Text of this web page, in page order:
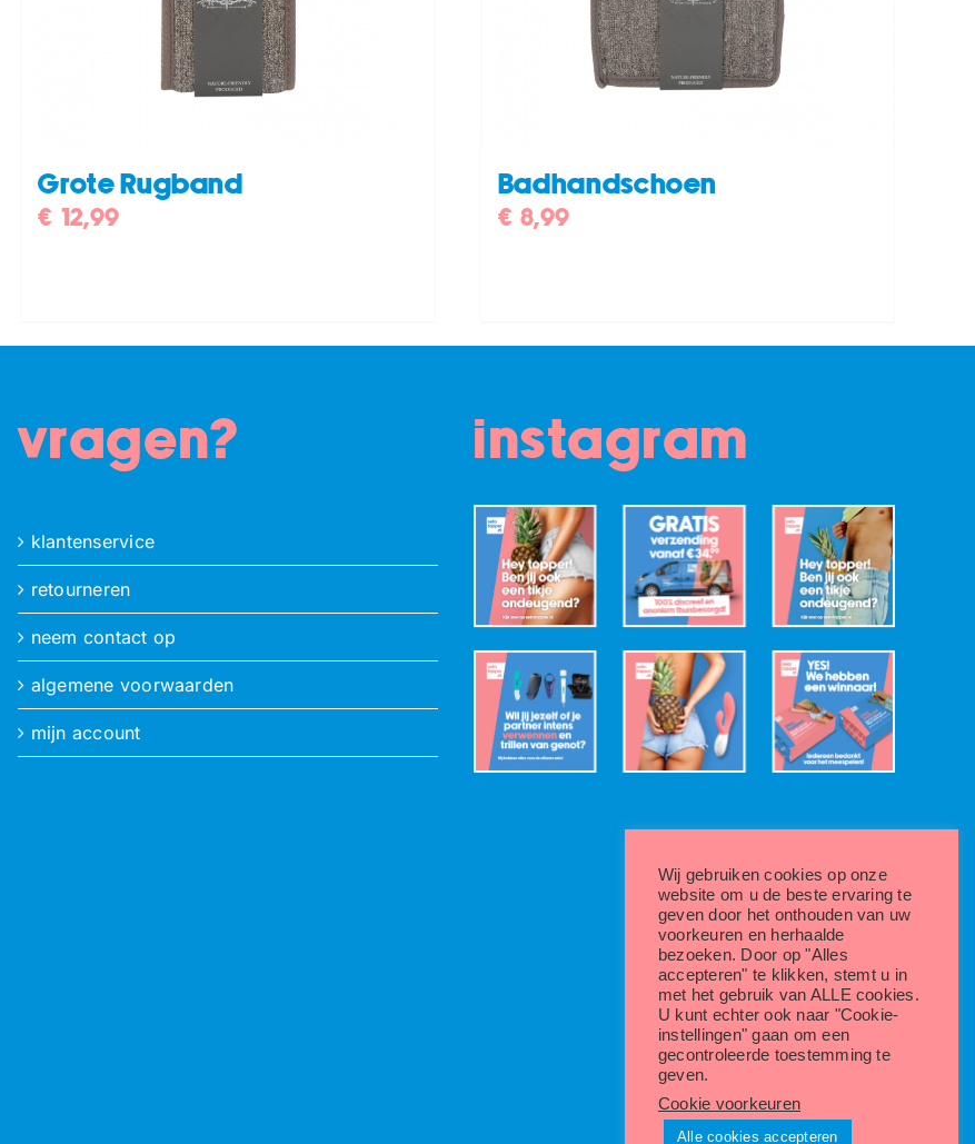
Grote Rugband
€ 12,99
Badhandschoen
€ 8,99
vragen?
klantenservice
retourneren
neem contact op
algemene voorwaarden
mijn account
instagram
Wij gebruiken cookies op onze
website om u de beste ervaring te
geven door het onthouden van uw
voorkeuren en herhaalde
bezoeken. Door op "Alles
accepteren" te klikken, stemt u in
met het gebruik van ALLE cookies.
U kunt echter ook naar "Cookie-
instellingen" gaan om een
gecontroleerde toestemming te
geven.
Cookie voorkeuren
Alle cookies accepteren